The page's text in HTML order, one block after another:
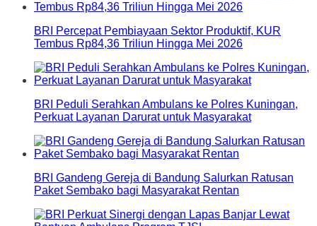
BRI Percepat Pembiayaan Sektor Produktif, KUR
Tembus Rp84,36 Triliun Hingga Mei 2026
BRI Peduli Serahkan Ambulans ke Polres Kuningan,
Perkuat Layanan Darurat untuk Masyarakat
BRI Gandeng Gereja di Bandung Salurkan Ratusan
Paket Sembako bagi Masyarakat Rentan